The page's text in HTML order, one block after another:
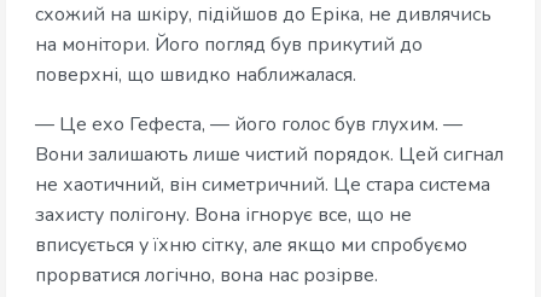
схожий на шкіру, підійшов до Еріка, не дивлячись
на монітори. Його погляд був прикутий до
поверхні, що швидко наближалася.
— Це ехо Гефеста, — його голос був глухим. —
Вони залишають лише чистий порядок. Цей сигнал
не хаотичний, він симетричний. Це стара система
захисту полігону. Вона ігнорує все, що не
вписується у їхню сітку, але якщо ми спробуємо
прорватися логічно, вона нас розірве.